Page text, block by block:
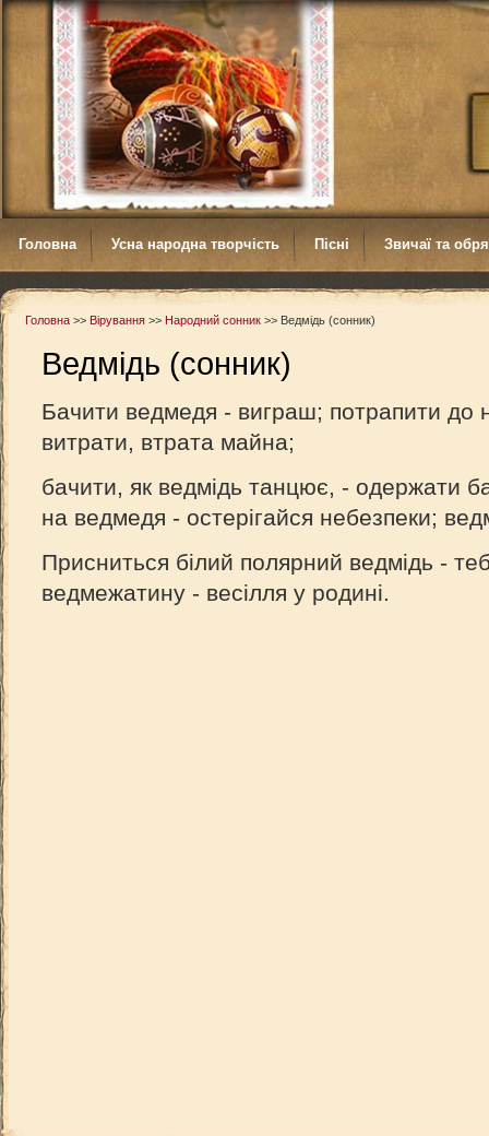
Головна Усна народна творчість Пісні Звичаї та
Головна >> Вірування >> Народний сонник >> Ведмідь (сонник)
Ведмідь (сонник)
Бачити ведмедя - виграш; потрапити до
витрати, втрата майна;
бачити, як ведмідь танцює, - одержати
на ведмедя - остерігайся небезпеки;
Присниться білий полярний ведмідь -
ведмежатину - весілля у родині.